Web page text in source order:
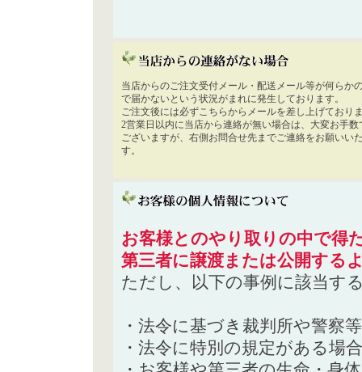
当店からのご注文受付メール・配送メール等が何らか
で届かないという状況がまれに発生しております。
ご注文後には必ずこちらからメールを差し上げており
2営業日以内に当店から連絡が無い場合は、大変お手数
ございますが、右側お問合せ先までご連絡をお願いい
す。
お客様とのやり取りの中で得
第三者に譲渡または公開する
ただし、以下の事例に該当す
・法令に基づき裁判所や警察
・法令に特別の規定がある場合